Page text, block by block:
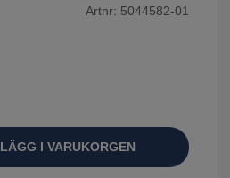
Artnr: 5044582-01
LÄGG I VARUKORGEN